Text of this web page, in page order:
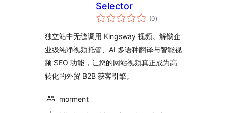
Selector
(0totaal
waarderingen
)
独立站中无缝调用 Kingsway 视频。解锁企
业级纯净视频托管、AI 多语种翻译与智能视
频 SEO 功能，让您的网站视频真正成为高
转化的外贸 B2B 获客引擎。
morment